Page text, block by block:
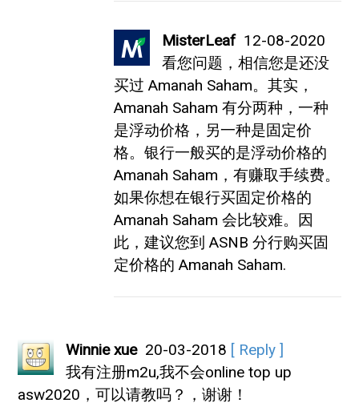
MisterLeaf 12-08-2020
看您问题，相信您是还没
买过 Amanah Saham。其实，
Amanah Saham 有分两种，一种
是浮动价格，另一种是固定价
格。银行一般买的是浮动价格的
Amanah Saham，有赚取手续费。
如果你想在银行买固定价格的
Amanah Saham 会比较难。因
此，建议您到 ASNB 分行购买固
定价格的 Amanah Saham.
Winnie xue 20-03-2018
[ Reply ]
我有注册m2u,我不会online top up
asw2020，可以请教吗？，谢谢！